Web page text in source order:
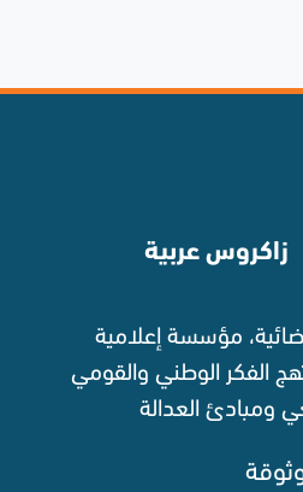
زاكروس عربية
مؤسسة إعلامية
الفكر الوطني والقومي
ومبادئ العدالة